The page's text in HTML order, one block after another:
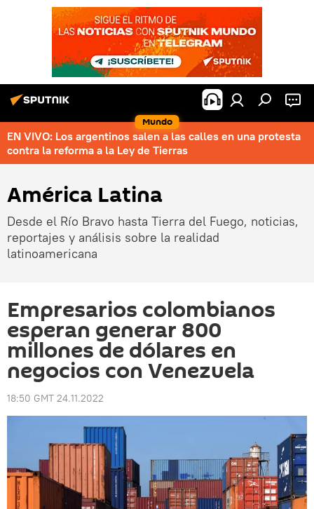
Mundo
EN VIVO: Los argentinos salen a las calles en una protesta
contra la reforma a la Ley de Tierras
América Latina
Desde el Río Bravo hasta Tierra del Fuego, noticias,
reportajes y análisis sobre la realidad
latinoamericana
Empresarios colombianos
esperan generar 800
millones de dólares en
negocios con Venezuela
18:50 GMT 24.11.2022